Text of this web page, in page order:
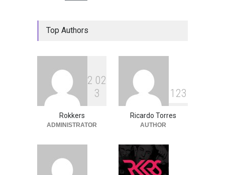
Top Authors
2 02
3
Rokkers
ADMINISTRATOR
1 23
Ricardo Torres
AUTHOR